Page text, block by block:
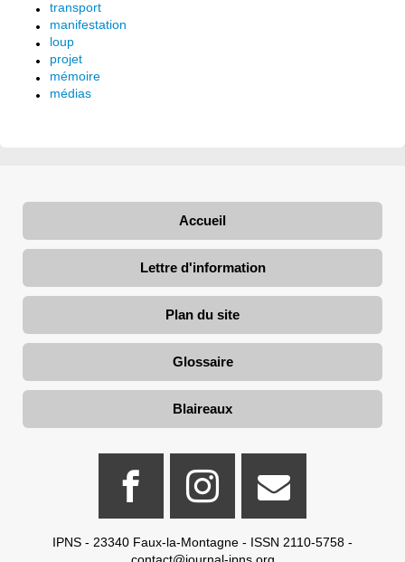
transport
manifestation
loup
projet
mémoire
médias
Accueil
Lettre d'information
Plan du site
Glossaire
Blaireaux
IPNS - 23340 Faux-la-Montagne - ISSN 2110-5758 -